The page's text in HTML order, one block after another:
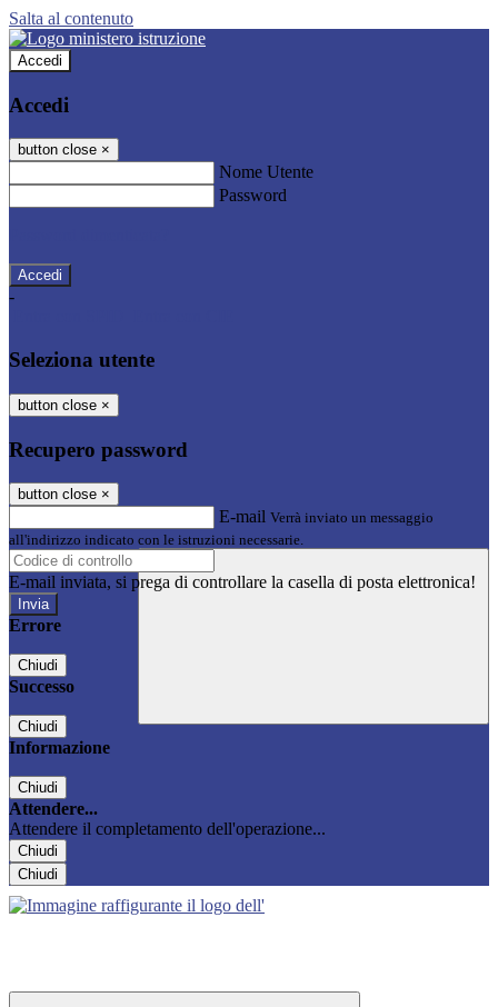
Salta al contenuto
Accedi
Accedi
button close ×
Nome Utente
Password
-
Seleziona utente
button close ×
Recupero password
button close ×
E-mail Verrà inviato un messaggio
all'indirizzo indicato con le istruzioni necessarie.
E-mail inviata, si prega di controllare la casella di posta elettronica!
Errore
Chiudi
Successo
Chiudi
Informazione
Chiudi
Attendere...
Attendere il completamento dell'operazione...
Chiudi
Chiudi